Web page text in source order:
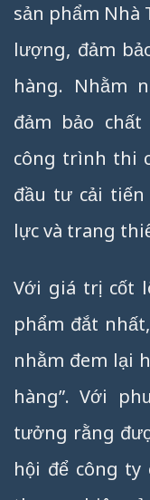
sản phẩm Nhà
lượng, đảm
hàng. Nhằm
đảm bảo
công trình thi
đầu tư cải tiến
lực và trang
Với giá trị cốt
phẩm đắt
nhằm đem lại
hàng”. Với
tưởng rằng
hội để công ty